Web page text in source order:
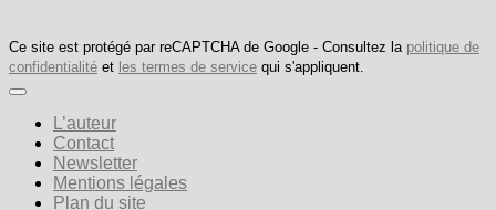
Ce site est protégé par reCAPTCHA de Google - Consultez la politique de
confidentialité et les termes de service qui s'appliquent.
L’auteur
Contact
Newsletter
Mentions légales
Plan du site